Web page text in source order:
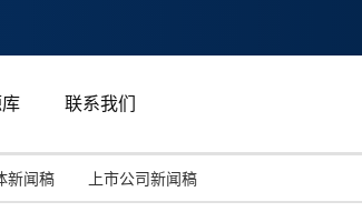
联系我们
新闻稿 上市公司新闻稿